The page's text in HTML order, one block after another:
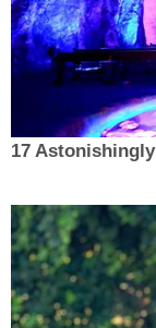
17